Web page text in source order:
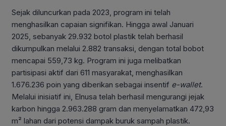
Sejak diluncurkan pada 2023, program ini telah
menghasilkan capaian signifikan. Hingga awal Januari
2025, sebanyak 29.932 botol plastik telah berhasil
dikumpulkan melalui 2.882 transaksi, dengan total bobot
mencapai 559,73 kg. Program ini juga melibatkan
partisipasi aktif dari 611 masyarakat, menghasilkan
1.676.236 poin yang diberikan sebagai insentif e-wallet.
Melalui inisiatif ini, Elnusa telah berhasil mengurangi jejak
karbon hingga 2.963.288 gram dan menyelamatkan 472,93
m² lahan dari potensi dampak buruk sampah plastik.